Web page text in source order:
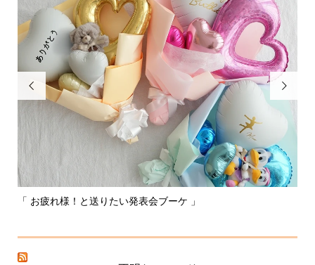

「 お疲れ様！と送りたい発表会ブーケ 」
